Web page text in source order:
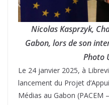
Nicolas Kasprzyk,
Gabon, lors de son
Photo
Le 24 janvier 2025, à
lancement du Projet
Médias au Gabon (PACEM